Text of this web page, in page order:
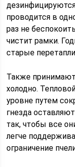
проводится в
раз не
чистит рамки.
старые
Также принимают
холодно.
уровне путем
гнезда
так, чтобы все
легче
ограничение